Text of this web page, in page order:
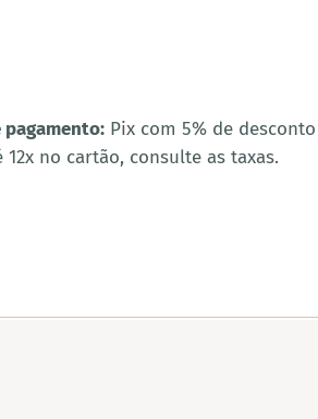
pagamento: Pix com 5% de desconto
12x no cartão, consulte as taxas.